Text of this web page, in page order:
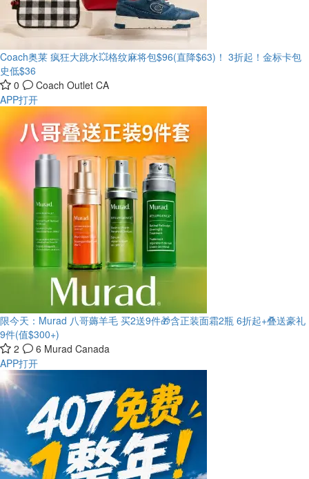
Coach奥莱 疯狂大跳水💥格纹麻将包$96(直降$63)！ 3折起！金标卡包
史低$36
0
Coach Outlet CA
APP打开
限今天：Murad 八哥薅羊毛 买2送9件🎁含正装面霜2瓶 6折起+叠送豪礼
9件(值$300+)
2
6 Murad Canada
APP打开